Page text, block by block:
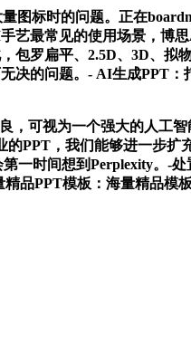
标时的问题。正在
最常见的使用场景，博
罗扁平、2.5D、3D、拟
决的问题。- AI生成PPT
可视为一个强大的人工智
PPT，我们能够进一步
一时间想到Perplexity。-
品PPT模板：海量精品模